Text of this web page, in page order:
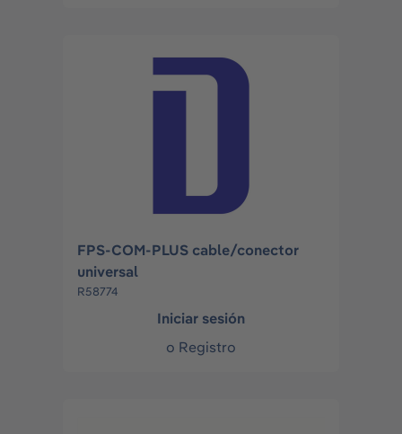
FPS-COM-PLUS cable/conector
universal
R58774
Iniciar sesión
o Registro